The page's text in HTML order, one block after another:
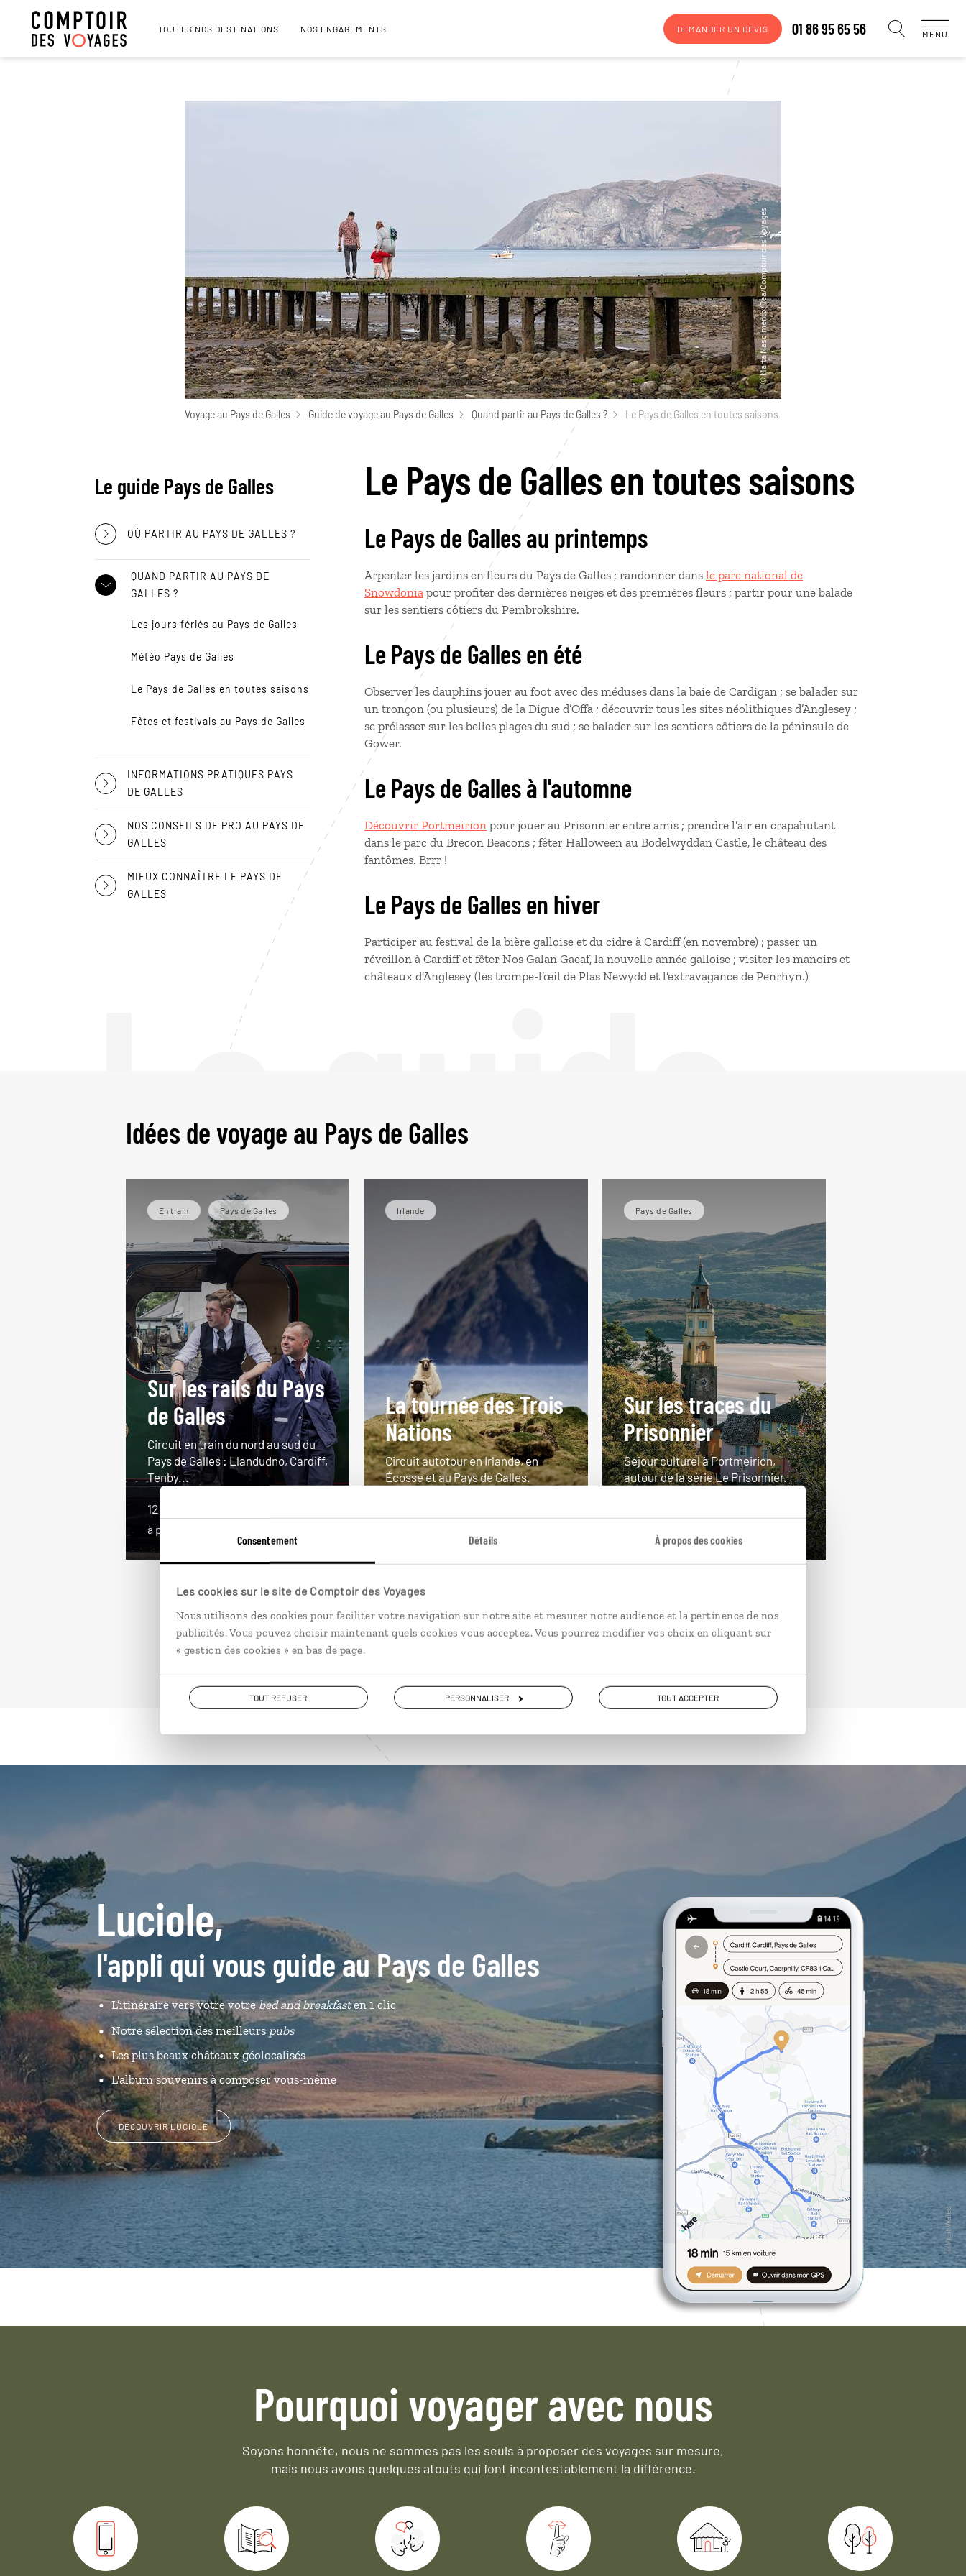
Consentement Détails À propos des cookies
Les cookies sur le site de Comptoir des Voyages
Nous utilisons des cookies pour faciliter votre navigation sur notre site et mesurer notre audience et la pertinence de nos
publicités. Vous pouvez choisir maintenant quels cookies vous acceptez. Vous pourrez modifier vos choix en cliquant sur
« gestion des cookies » en bas de page.
TOUT REFUSER PERSONNALISER TOUT ACCEPTER
TOUTES NOS DESTINATIONS NOS ENGAGEMENTS DEMANDER UN DEVIS 01 86 95 65 56 MENU
Voyage au Pays de Galles Guide de voyage au Pays de Galles Quand partir au Pays de Galles ? Le Pays de Galles en toutes saisons
Le guide
Le guide Pays de Galles
OÙ PARTIR AU PAYS DE GALLES ?
QUAND PARTIR AU PAYS DE
GALLES ?
Les jours fériés au Pays de Galles
Météo Pays de Galles
Le Pays de Galles en toutes saisons
Fêtes et festivals au Pays de Galles
INFORMATIONS PRATIQUES PAYS
DE GALLES
NOS CONSEILS DE PRO AU PAYS DE
GALLES
MIEUX CONNAÎTRE LE PAYS DE
GALLES
Le Pays de Galles en toutes saisons
Le Pays de Galles au printemps
Arpenter les jardins en fleurs du Pays de Galles ; randonner dans le parc national de
Snowdonia pour profiter des dernières neiges et des premières fleurs ; partir pour une balade
sur les sentiers côtiers du Pembrokshire.
Le Pays de Galles en été
Observer les dauphins jouer au foot avec des méduses dans la baie de Cardigan ; se balader sur
un tronçon (ou plusieurs) de la Digue d’Offa ; découvrir tous les sites néolithiques d’Anglesey ;
se prélasser sur les belles plages du sud ; se balader sur les sentiers côtiers de la péninsule de
Gower.
Le Pays de Galles à l'automne
Découvrir Portmeirion pour jouer au Prisonnier entre amis ; prendre l’air en crapahutant
dans le parc du Brecon Beacons ; fêter Halloween au Bodelwyddan Castle, le château des
fantômes. Brrr !
Le Pays de Galles en hiver
Participer au festival de la bière galloise et du cidre à Cardiff (en novembre) ; passer un
réveillon à Cardiff et fêter Nos Galan Gaeaf, la nouvelle année galloise ; visiter les manoirs et
châteaux d’Anglesey (les trompe-l’œil de Plas Newydd et l’extravagance de Penrhyn.)
Idées de voyage au Pays de Galles
En train Pays de Galles
Sur les rails du Pays
de Galles
Circuit en train du nord au sud du
Pays de Galles : Llandudno, Cardiff,
Tenby...
12 jours / 11 nuits
à partir de 1800€
Irlande
La tournée des Trois
Nations
Circuit autotour en Irlande, en
Écosse et au Pays de Galles.
Pays de Galles
Sur les traces du
Prisonnier
Séjour culturel à Portmeirion,
autour de la série Le Prisonnier.
VOIR NOS 5 IDÉES DE VOYAGE AU PAYS DE GALLES
Luciole,
l'appli qui vous guide au Pays de Galles
L’itinéraire vers votre votrebed and breakfast en 1 clic
Notre sélection des meilleurs pubs
Les plus beaux châteaux géolocalisés
L'album souvenirs à composer vous-même
DÉCOUVRIR LUCIOLE
Pourquoi voyager avec nous
Soyons honnête, nous ne sommes pas les seuls à proposer des voyages sur mesure,
mais nous avons quelques atouts qui font incontestablement la différence.